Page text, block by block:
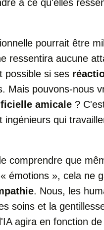
à ce qu'elles
pourrait être
ressentira aucune
possible si ses
Mais pouvons-nous
amicale ?
ingénieurs qui
comprendre que
émotions », cela ne
. Nous, les
soins et la
agira en fonction